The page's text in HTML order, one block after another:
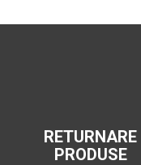
RETURNARE
PRODUSE